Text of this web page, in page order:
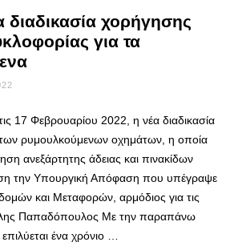
διαδικασία χορήγησης
για τα
17 Φεβρουαρίου 2022, η νέα διαδικασία
των ρυμουλκούμενων οχημάτων, η οποία
ανεξάρτητης άδειας και πινακίδων
την Υπουργική Απόφαση που υπέγραψε
και Μεταφορών, αρμόδιος για τις
Παπαδόπουλος Με την παραπάνω
ένα χρόνιο …